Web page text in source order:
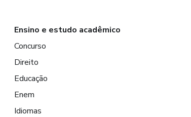
Ensino e estudo acadêmico
Concurso
Direito
Educação
Enem
Idiomas